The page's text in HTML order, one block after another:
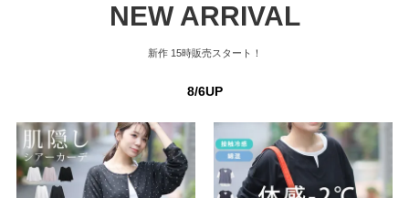
NEW ARRIVAL
新作 15時販売スタート！
8/6UP